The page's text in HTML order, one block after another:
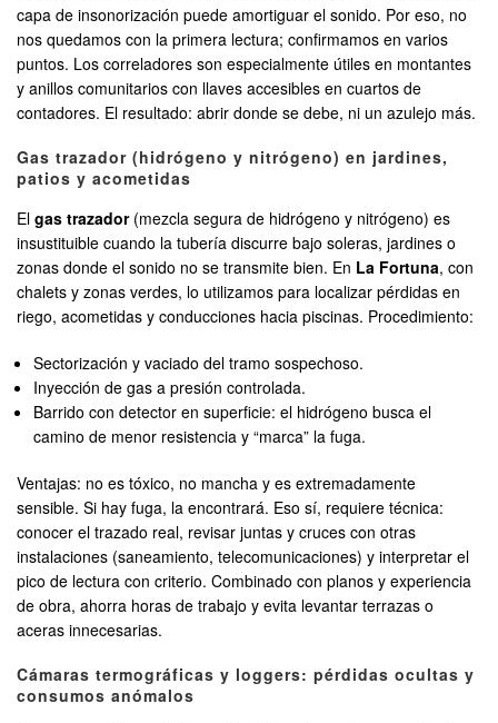
capa de insonorización puede amortiguar el sonido. Por eso, no
nos quedamos con la primera lectura; confirmamos en varios
puntos. Los correladores son especialmente útiles en montantes
y anillos comunitarios con llaves accesibles en cuartos de
contadores. El resultado: abrir donde se debe, ni un azulejo más.
Gas trazador (hidrógeno y nitrógeno) en jardines,
patios y acometidas
El gas trazador(mezcla segura de hidrógeno y nitrógeno) es
insustituible cuando la tubería discurre bajo soleras, jardines o
zonas donde el sonido no se transmite bien. En La Fortuna, con
chalets y zonas verdes, lo utilizamos para localizar pérdidas en
riego, acometidas y conducciones hacia piscinas. Procedimiento:
Sectorización y vaciado del tramo sospechoso.
Inyección de gas a presión controlada.
Barrido con detector en superficie: el hidrógeno busca el
camino de menor resistencia y “marca” la fuga.
Ventajas: no es tóxico, no mancha y es extremadamente
sensible. Si hay fuga, la encontrará. Eso sí, requiere técnica:
conocer el trazado real, revisar juntas y cruces con otras
instalaciones (saneamiento, telecomunicaciones) y interpretar el
pico de lectura con criterio. Combinado con planos y experiencia
de obra, ahorra horas de trabajo y evita levantar terrazas o
aceras innecesarias.
Cámaras termográficas y loggers: pérdidas ocultas y
consumos anómalos